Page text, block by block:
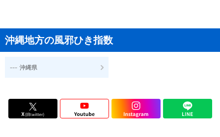
沖縄地方の風邪ひき指数
--- 沖縄県